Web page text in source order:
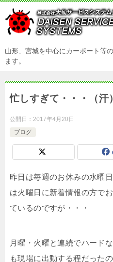
山形、宮城を中心にカーポート等
ます。
忙しすぎて・・・（汗）
公開日： 2017年4月20日
ブログ
昨日は毎週のお休みの水曜
は火曜日に新着情報の方で
ているのですが・・・
月曜・火曜と連続でハード
も現場に出動する程だった